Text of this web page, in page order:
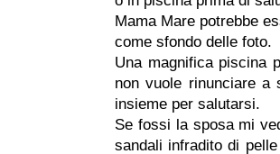
Mama Mare potrebbe
come sfondo delle foto.
Una magnifica piscina
non vuole rinunciare a
insieme per salutarsi.
Se fossi la sposa mi
sandali infradito di